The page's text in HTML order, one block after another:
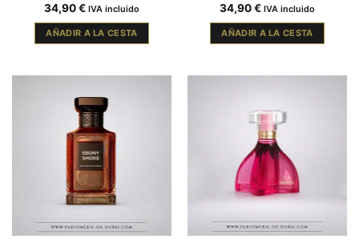
34,90€ IVA incluido
AÑADIR A LA CESTA
34,90€ IVA incluido
AÑADIR A LA CESTA